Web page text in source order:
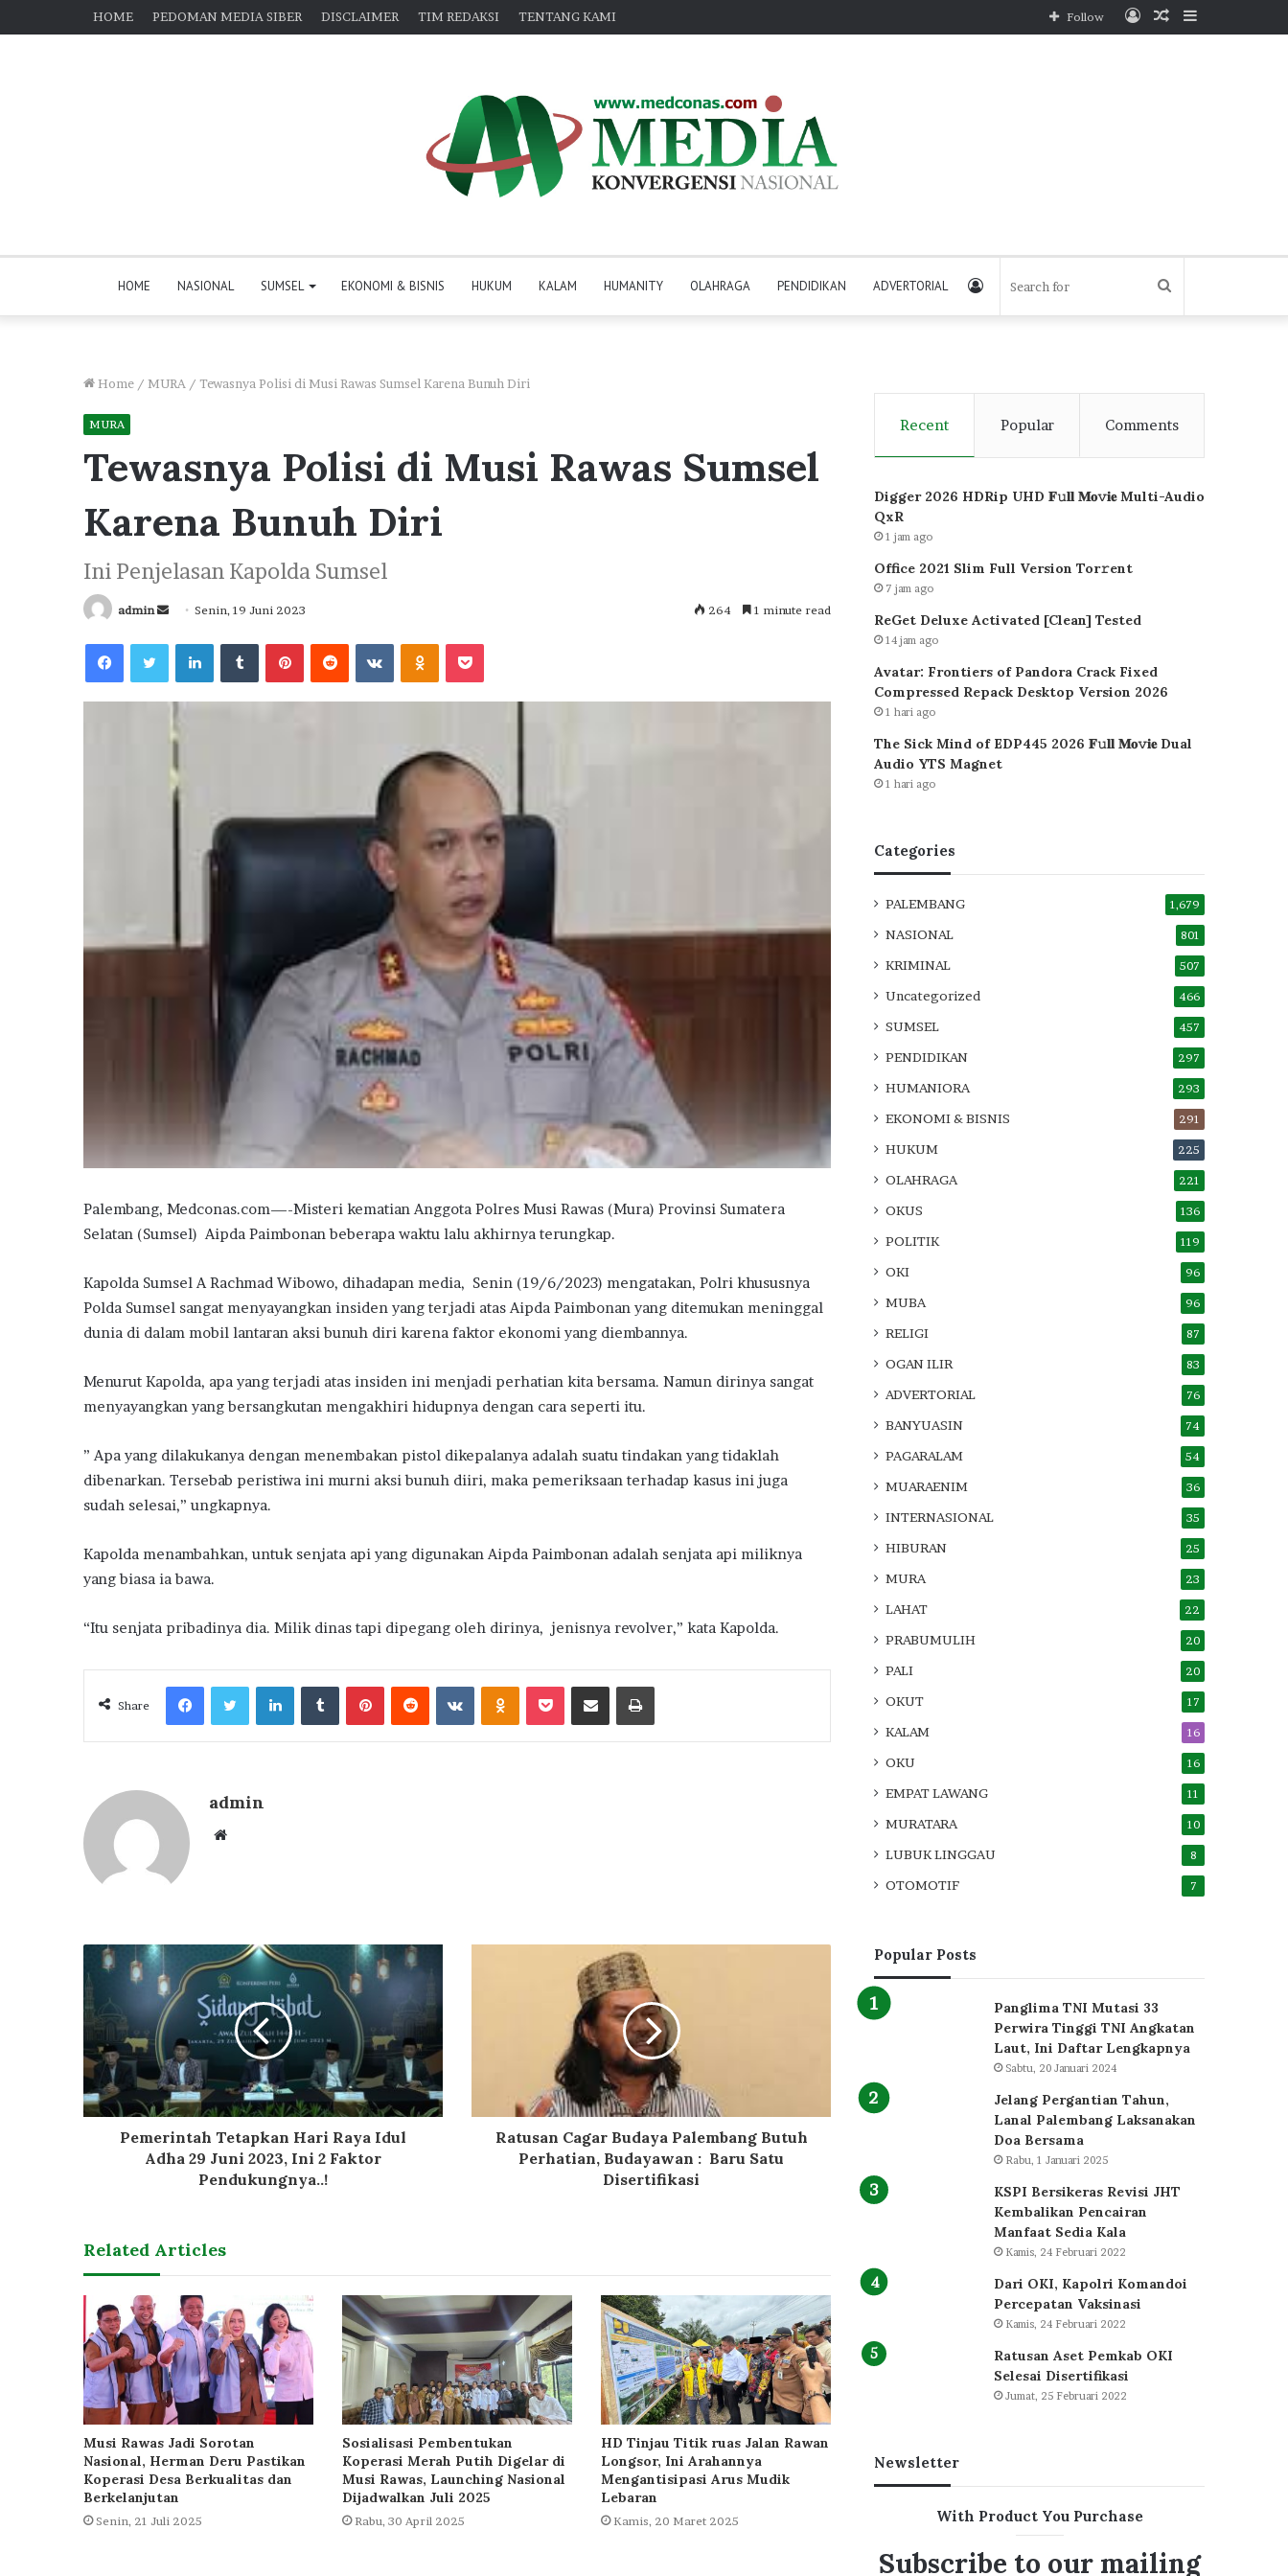
HOME PEDOMAN MEDIA SIBER DISCLAIMER TIM REDAKSI TENTANG KAMI Sidebar
Random
Log
Follow
HOME NASIONAL SUMSEL EKONOMI & BISNIS HUKUM KALAM HUMANITY OLAHRAGA PENDIDIKAN ADVERTORIAL Search
Log
Home / MURA / Tewasnya Polisi di Musi Rawas Sumsel Karena Bunuh Diri
MURA
Tewasnya Polisi di Musi Rawas Sumsel
Karena Bunuh Diri
Ini Penjelasan Kapolda Sumsel
admin
Send
email
Senin, 19 Juni 2023 264 1 minute read
FacebookTwitterLinkedInTumblrPinterestReddit VKontakteOdnoklassniki
Pocket
Palembang, Medconas.com—-Misteri kematian Anggota Polres Musi Rawas (Mura) Provinsi Sumatera
Selatan (Sumsel) Aipda Paimbonan beberapa waktu lalu akhirnya terungkap.
Kapolda Sumsel A Rachmad Wibowo, dihadapan media, Senin (19/6/2023) mengatakan, Polri khususnya
Polda Sumsel sangat menyayangkan insiden yang terjadi atas Aipda Paimbonan yang ditemukan meninggal
dunia di dalam mobil lantaran aksi bunuh diri karena faktor ekonomi yang diembannya.
Menurut Kapolda, apa yang terjadi atas insiden ini menjadi perhatian kita bersama. Namun dirinya sangat
menyayangkan yang bersangkutan mengakhiri hidupnya dengan cara seperti itu.
” Apa yang dilakukanya dengan menembakan pistol dikepalanya adalah suatu tindakan yang tidaklah
dibenarkan. Tersebab peristiwa ini murni aksi bunuh diiri, maka pemeriksaan terhadap kasus ini juga
sudah selesai,” ungkapnya.
Kapolda menambahkan, untuk senjata api yang digunakan Aipda Paimbonan adalah senjata api miliknya
yang biasa ia bawa.
“Itu senjata pribadinya dia. Milik dinas tapi dipegang oleh dirinya, jenisnya revolver,” kata Kapolda.
Share
FacebookTwitterLinkedInTumblrPinterestReddit VKontakteOdnoklassniki
Pocket Share via Email Print
admin
Website
Pemerintah Tetapkan Hari Raya Idul
Adha 29 Juni 2023, Ini 2 Faktor
Pendukungnya..!
Ratusan Cagar Budaya Palembang Butuh
Perhatian, Budayawan : Baru Satu
Disertifikasi
Related Articles
Musi Rawas Jadi Sorotan
Nasional, Herman Deru Pastikan
Koperasi Desa Berkualitas dan
Berkelanjutan
Senin, 21 Juli 2025
Sosialisasi Pembentukan
Koperasi Merah Putih Digelar di
Musi Rawas, Launching Nasional
Dijadwalkan Juli 2025
Rabu, 30 April 2025
HD Tinjau Titik ruas Jalan Rawan
Longsor, Ini Arahannya
Mengantisipasi Arus Mudik
Lebaran
Kamis, 20 Maret 2025
Recent Popular Comments
Digger 2026 HDRip UHD 𝐅𝚞𝐥𝐥 𝐌𝐨𝚟𝐢𝐞 Multi-Audio
QxR
1 jam ago
Office 2021 Slim Full Version Tor𝚛ent
7 jam ago
ReGet Deluxe Activated [Clean] Tested
14 jam ago
Avatar: Frontiers of Pandora Crack Fixed
Compressed Repack Desktop Version 2026
1 hari ago
The Sick Mind of EDP445 2026 𝐅𝚞𝐥𝐥 𝐌𝐨𝚟𝐢𝐞 Dual
Audio YTS Magnet
1 hari ago
Categories
PALEMBANG 1,679
NASIONAL 801
KRIMINAL 507
Uncategorized 466
SUMSEL 457
PENDIDIKAN 297
HUMANIORA 293
EKONOMI & BISNIS 291
HUKUM 225
OLAHRAGA 221
OKUS 136
POLITIK 119
OKI 96
MUBA 96
RELIGI 87
OGAN ILIR 83
ADVERTORIAL 76
BANYUASIN 74
PAGARALAM 54
MUARAENIM 36
INTERNASIONAL 35
HIBURAN 25
MURA 23
LAHAT 22
PRABUMULIH 20
PALI 20
OKUT 17
KALAM 16
OKU 16
EMPAT LAWANG 11
MURATARA 10
LUBUK LINGGAU 8
OTOMOTIF 7
Popular Posts
Panglima TNI Mutasi 33
Perwira Tinggi TNI Angkatan
Laut, Ini Daftar Lengkapnya
Sabtu, 20 Januari 2024
Jelang Pergantian Tahun,
Lanal Palembang Laksanakan
Doa Bersama
Rabu, 1 Januari 2025
KSPI Bersikeras Revisi JHT
Kembalikan Pencairan
Manfaat Sedia Kala
Kamis, 24 Februari 2022
Dari OKI, Kapolri Komandoi
Percepatan Vaksinasi
Kamis, 24 Februari 2022
Ratusan Aset Pemkab OKI
Selesai Disertifikasi
Jumat, 25 Februari 2022
Newsletter
With Product You Purchase
Subscribe to our mailing